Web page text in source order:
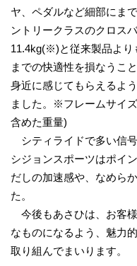
ヤ、ペダルなど細部にま
ントリークラスのクロス
11.4kg(※)と従来製品より
までの快適性を損なうこ
身近に感じてもらえるよ
ました。※フレームサイ
含めた重量)
シティライドで多い信
シジョンスポーツはポイ
だしの加速感や、なめら
た。
今後もあさひは、お客
なものになるよう、魅力
取り組んでまいります。